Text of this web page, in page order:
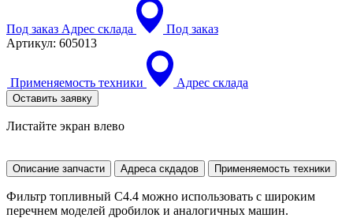
Под заказ Адрес склада
Под заказ
Артикул: 605013
Применяемость техники Адрес склада
Оставить заявку
Листайте экран влево
Описание запчасти Адреса скдадов Применяемость техники
Фильтр топливный С4.4 можно использовать с широким
перечнем моделей дробилок и аналогичных машин.